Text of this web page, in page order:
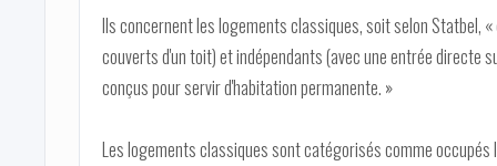
Ils concernent les logements classiques, soit selon Statbel,
couverts d'un toit) et indépendants (avec une entrée directe
conçus pour servir d'habitation permanente. »
Les logements classiques sont catégorisés comme occupés